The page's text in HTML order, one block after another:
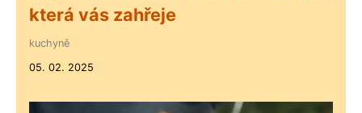
která vás zahřeje
kuchyně
05. 02. 2025